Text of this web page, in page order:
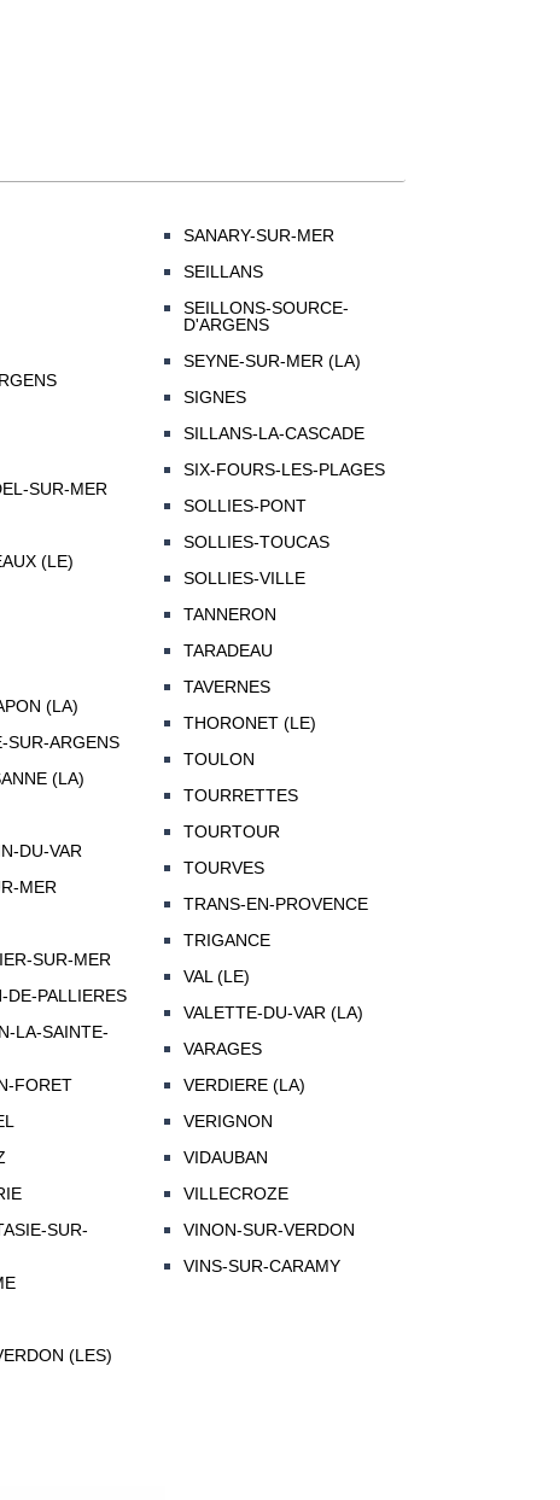
SUR-MER
(LE)
(LA)
SUR-ARGENS
(LA)
DU-VAR
MER
SUR-MER
DE-PALLIERES
LA-SAINTE-
FORET
SUR-
(LES)
SANARY-SUR-MER
SEILLANS
SEILLONS-SOURCE-
D'ARGENS
SEYNE-SUR-MER (LA)
SIGNES
SILLANS-LA-CASCADE
SIX-FOURS-LES-PLAGES
SOLLIES-PONT
SOLLIES-TOUCAS
SOLLIES-VILLE
TANNERON
TARADEAU
TAVERNES
THORONET (LE)
TOULON
TOURRETTES
TOURTOUR
TOURVES
TRANS-EN-PROVENCE
TRIGANCE
VAL (LE)
VALETTE-DU-VAR (LA)
VARAGES
VERDIERE (LA)
VERIGNON
VIDAUBAN
VILLECROZE
VINON-SUR-VERDON
VINS-SUR-CARAMY